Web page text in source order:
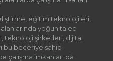
eğitim teknolojileri,
yoğun talep
teknoloji şirketleri, dijital
bu beceriye sahip
çalışma imkanları da